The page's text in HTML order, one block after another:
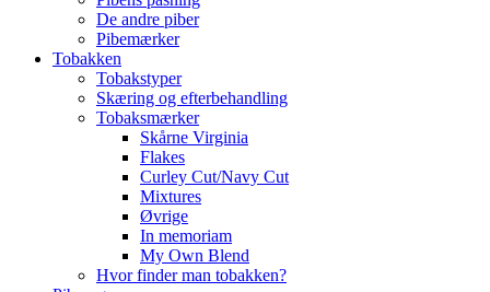
De andre piber
Pibemærker
Tobakken
Tobakstyper
Skæring og efterbehandling
Tobaksmærker
Skårne Virginia
Flakes
Curley Cut/Navy Cut
Mixtures
Øvrige
In memoriam
My Own Blend
Hvor finder man tobakken?